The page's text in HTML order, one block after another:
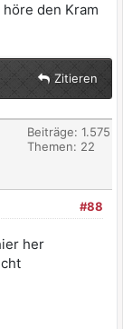
den Kram
Zitieren
Beiträge: 1.575
Themen: 22
#88
her